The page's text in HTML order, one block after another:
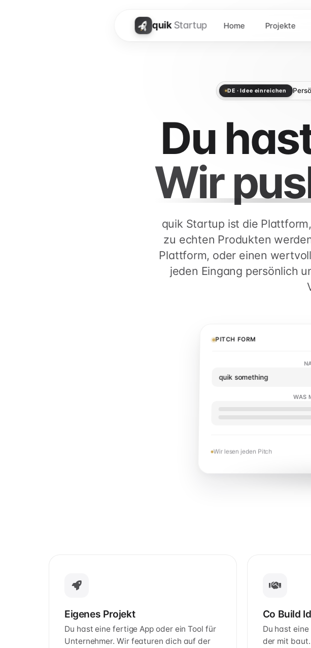
quik Startup Home Projekte
DE · Idee einreichen
Du
Wir
quik Startup ist die
zu echten Produkten
Plattform, oder einen
jeden Eingang persönlich
PITCH FORM
quik something
WAS
Wir lesen jeden Pitch
Eigenes Projekt
Du hast eine fertige App oder ein Tool für
Unternehmer. Wir featuren dich auf der
Co Build
Du hast
der mit